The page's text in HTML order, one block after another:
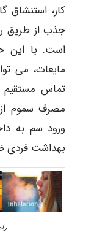
کار، استنشاق
جذب از طریق
است. با این
مایعات، می
تماس
مصرف سموم
ورود سم به
بهداشت